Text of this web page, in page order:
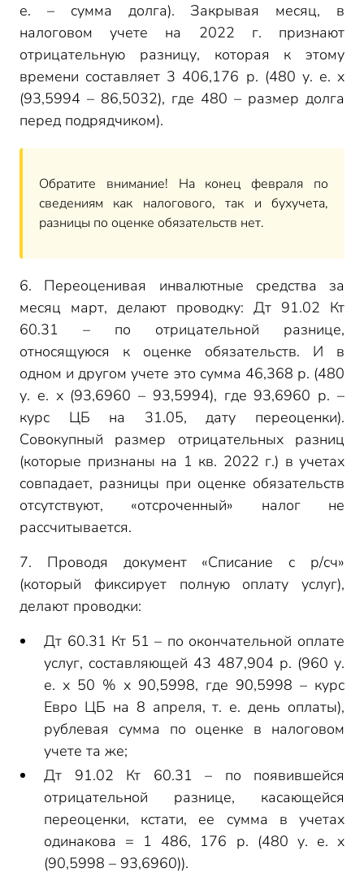
е. – сумма долга). Закрывая месяц, в
налоговом учете на 2022 г. признают
отрицательную разницу, которая к этому
времени составляет 3 406,176 р. (480 у. е. х
(93,5994 – 86,5032), где 480 – размер долга
перед подрядчиком).
Обратите внимание! На конец февраля по
сведениям как налогового, так и бухучета,
разницы по оценке обязательств нет.
6. Переоценивая инвалютные средства за
месяц март, делают проводку: Дт 91.02 Кт
60.31 – по отрицательной разнице,
относящуюся к оценке обязательств. И в
одном и другом учете это сумма 46,368 р. (480
у. е. х (93,6960 – 93,5994), где 93,6960 р. –
курс ЦБ на 31.05, дату переоценки).
Совокупный размер отрицательных разниц
(которые признаны на 1 кв. 2022 г.) в учетах
совпадает, разницы при оценке обязательств
отсутствуют, «отсроченный» налог не
рассчитывается.
7. Проводя документ «Списание с р/сч»
(который фиксирует полную оплату услуг),
делают проводки:
Дт 60.31 Кт 51 – по окончательной оплате
услуг, составляющей 43 487,904 р. (960 у.
е. х 50 % х 90,5998, где 90,5998 – курс
Евро ЦБ на 8 апреля, т. е. день оплаты),
рублевая сумма по оценке в налоговом
учете та же;
Дт 91.02 Кт 60.31 – по появившейся
отрицательной разнице, касающейся
переоценки, кстати, ее сумма в учетах
одинакова = 1 486, 176 р. (480 у. е. х
(90,5998 – 93,6960)).